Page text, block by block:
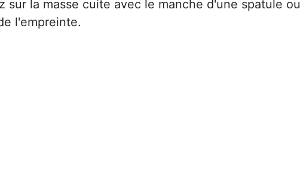
sur la masse cuite avec le manche d'une spatule ou
l'empreinte.